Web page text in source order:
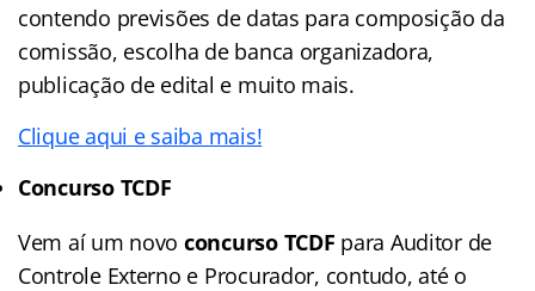
contendo previsões de datas para composição da
comissão, escolha de banca organizadora,
publicação de edital e muito mais.
Clique aqui e saiba mais!
Concurso TCDF
Vem aí um novo concurso TCDF para Auditor de
Controle Externo e Procurador, contudo, até o